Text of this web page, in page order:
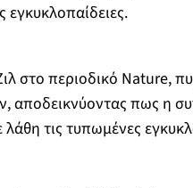
εγκυκλοπαίδειες.
στο περιοδικό Nature,
αποδεικνύοντας πως η
τις τυπωμένες